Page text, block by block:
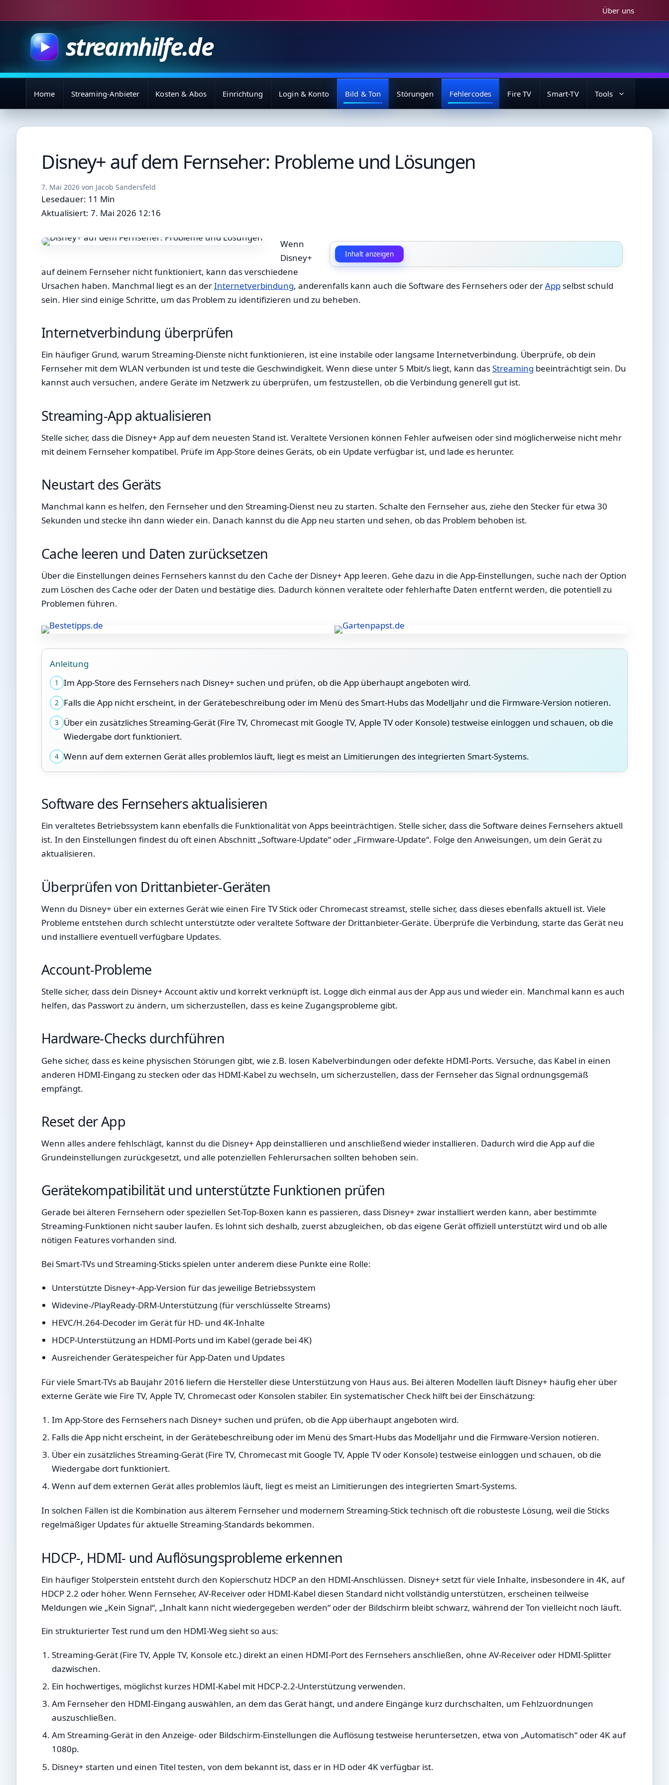
Inhalt
springen
Über uns
streamhilfe.de
Home Streaming-Anbieter Kosten & Abos Einrichtung Login & Konto Bild & Ton Störungen Fehlercodes Fire TV Smart-TV Tools
Disney+ auf dem Fernseher: Probleme und Lösungen
7. Mai 2026 von Jacob Sandersfeld
Lesedauer: 11 Min
Aktualisiert: 7. Mai 2026 12:16
Inhalt anzeigen
Wenn
Disney+
auf deinem Fernseher nicht funktioniert, kann das verschiedene
Ursachen haben. Manchmal liegt es an derInternetverbindung, anderenfalls kann auch die Software des Fernsehers oder derApp selbst schuld
sein. Hier sind einige Schritte, um das Problem zu identifizieren und zu beheben.
Internetverbindung überprüfen
Ein häufiger Grund, warum Streaming-Dienste nicht funktionieren, ist eine instabile oder langsame Internetverbindung. Überprüfe, ob dein
Fernseher mit dem WLAN verbunden ist und teste die Geschwindigkeit. Wenn diese unter 5 Mbit/s liegt, kann dasStreaming beeinträchtigt sein. Du
kannst auch versuchen, andere Geräte im Netzwerk zu überprüfen, um festzustellen, ob die Verbindung generell gut ist.
Streaming-App aktualisieren
Stelle sicher, dass die Disney+ App auf dem neuesten Stand ist. Veraltete Versionen können Fehler aufweisen oder sind möglicherweise nicht mehr
mit deinem Fernseher kompatibel. Prüfe im App-Store deines Geräts, ob ein Update verfügbar ist, und lade es herunter.
Neustart des Geräts
Manchmal kann es helfen, den Fernseher und den Streaming-Dienst neu zu starten. Schalte den Fernseher aus, ziehe den Stecker für etwa 30
Sekunden und stecke ihn dann wieder ein. Danach kannst du die App neu starten und sehen, ob das Problem behoben ist.
Cache leeren und Daten zurücksetzen
Über die Einstellungen deines Fernsehers kannst du den Cache der Disney+ App leeren. Gehe dazu in die App-Einstellungen, suche nach der Option
zum Löschen des Cache oder der Daten und bestätige dies. Dadurch können veraltete oder fehlerhafte Daten entfernt werden, die potentiell zu
Problemen führen.
Anleitung
1 Im App-Store des Fernsehers nach Disney+ suchen und prüfen, ob die App überhaupt angeboten wird.
2 Falls die App nicht erscheint, in der Gerätebeschreibung oder im Menü des Smart-Hubs das Modelljahr und die Firmware-Version notieren.
3
Über ein zusätzliches Streaming-Gerät (Fire TV, Chromecast mit Google TV, Apple TV oder Konsole) testweise einloggen und schauen, ob die
Wiedergabe dort funktioniert.
4 Wenn auf dem externen Gerät alles problemlos läuft, liegt es meist an Limitierungen des integrierten Smart-Systems.
Software des Fernsehers aktualisieren
Ein veraltetes Betriebssystem kann ebenfalls die Funktionalität von Apps beeinträchtigen. Stelle sicher, dass die Software deines Fernsehers aktuell
ist. In den Einstellungen findest du oft einen Abschnitt „Software-Update“ oder „Firmware-Update“. Folge den Anweisungen, um dein Gerät zu
aktualisieren.
Überprüfen von Drittanbieter-Geräten
Wenn du Disney+ über ein externes Gerät wie einen Fire TV Stick oder Chromecast streamst, stelle sicher, dass dieses ebenfalls aktuell ist. Viele
Probleme entstehen durch schlecht unterstützte oder veraltete Software der Drittanbieter-Geräte. Überprüfe die Verbindung, starte das Gerät neu
und installiere eventuell verfügbare Updates.
Account-Probleme
Stelle sicher, dass dein Disney+ Account aktiv und korrekt verknüpft ist. Logge dich einmal aus der App aus und wieder ein. Manchmal kann es auch
helfen, das Passwort zu ändern, um sicherzustellen, dass es keine Zugangsprobleme gibt.
Hardware-Checks durchführen
Gehe sicher, dass es keine physischen Störungen gibt, wie z.B. losen Kabelverbindungen oder defekte HDMI-Ports. Versuche, das Kabel in einen
anderen HDMI-Eingang zu stecken oder das HDMI-Kabel zu wechseln, um sicherzustellen, dass der Fernseher das Signal ordnungsgemäß
empfängt.
Reset der App
Wenn alles andere fehlschlägt, kannst du die Disney+ App deinstallieren und anschließend wieder installieren. Dadurch wird die App auf die
Grundeinstellungen zurückgesetzt, und alle potenziellen Fehlerursachen sollten behoben sein.
Gerätekompatibilität und unterstützte Funktionen prüfen
Gerade bei älteren Fernsehern oder speziellen Set-Top-Boxen kann es passieren, dass Disney+ zwar installiert werden kann, aber bestimmte
Streaming-Funktionen nicht sauber laufen. Es lohnt sich deshalb, zuerst abzugleichen, ob das eigene Gerät offiziell unterstützt wird und ob alle
nötigen Features vorhanden sind.
Bei Smart-TVs und Streaming-Sticks spielen unter anderem diese Punkte eine Rolle:
Unterstützte Disney+-App-Version für das jeweilige Betriebssystem
Widevine-/PlayReady-DRM-Unterstützung (für verschlüsselte Streams)
HEVC/H.264-Decoder im Gerät für HD- und 4K-Inhalte
HDCP-Unterstützung an HDMI-Ports und im Kabel (gerade bei 4K)
Ausreichender Gerätespeicher für App-Daten und Updates
Für viele Smart-TVs ab Baujahr 2016 liefern die Hersteller diese Unterstützung von Haus aus. Bei älteren Modellen läuft Disney+ häufig eher über
externe Geräte wie Fire TV, Apple TV, Chromecast oder Konsolen stabiler. Ein systematischer Check hilft bei der Einschätzung:
Im App-Store des Fernsehers nach Disney+ suchen und prüfen, ob die App überhaupt angeboten wird.
Falls die App nicht erscheint, in der Gerätebeschreibung oder im Menü des Smart-Hubs das Modelljahr und die Firmware-Version notieren.
Über ein zusätzliches Streaming-Gerät (Fire TV, Chromecast mit Google TV, Apple TV oder Konsole) testweise einloggen und schauen, ob die
Wiedergabe dort funktioniert.
Wenn auf dem externen Gerät alles problemlos läuft, liegt es meist an Limitierungen des integrierten Smart-Systems.
In solchen Fällen ist die Kombination aus älterem Fernseher und modernem Streaming-Stick technisch oft die robusteste Lösung, weil die Sticks
regelmäßiger Updates für aktuelle Streaming-Standards bekommen.
HDCP-, HDMI- und Auflösungsprobleme erkennen
Ein häufiger Stolperstein entsteht durch den Kopierschutz HDCP an den HDMI-Anschlüssen. Disney+ setzt für viele Inhalte, insbesondere in 4K, auf
HDCP 2.2 oder höher. Wenn Fernseher, AV-Receiver oder HDMI-Kabel diesen Standard nicht vollständig unterstützen, erscheinen teilweise
Meldungen wie „Kein Signal“, „Inhalt kann nicht wiedergegeben werden“ oder der Bildschirm bleibt schwarz, während der Ton vielleicht noch läuft.
Ein strukturierter Test rund um den HDMI-Weg sieht so aus:
Streaming-Gerät (Fire TV, Apple TV, Konsole etc.) direkt an einen HDMI-Port des Fernsehers anschließen, ohne AV-Receiver oder HDMI-Splitter
dazwischen.
Ein hochwertiges, möglichst kurzes HDMI-Kabel mit HDCP-2.2-Unterstützung verwenden.
Am Fernseher den HDMI-Eingang auswählen, an dem das Gerät hängt, und andere Eingänge kurz durchschalten, um Fehlzuordnungen
auszuschließen.
Am Streaming-Gerät in den Anzeige- oder Bildschirm-Einstellungen die Auflösung testweise heruntersetzen, etwa von „Automatisch“ oder 4K auf
1080p.
Disney+ starten und einen Titel testen, von dem bekannt ist, dass er in HD oder 4K verfügbar ist.